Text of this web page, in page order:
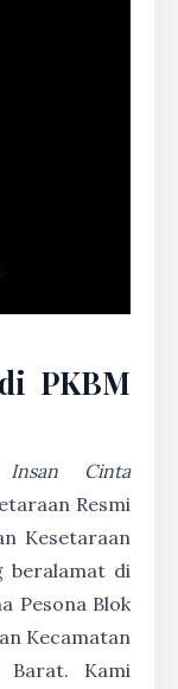
PKBM
Insan Cinta
Resmi
Kesetaraan
beralamat di
Pesona Blok
Kecamatan
Barat. Kami